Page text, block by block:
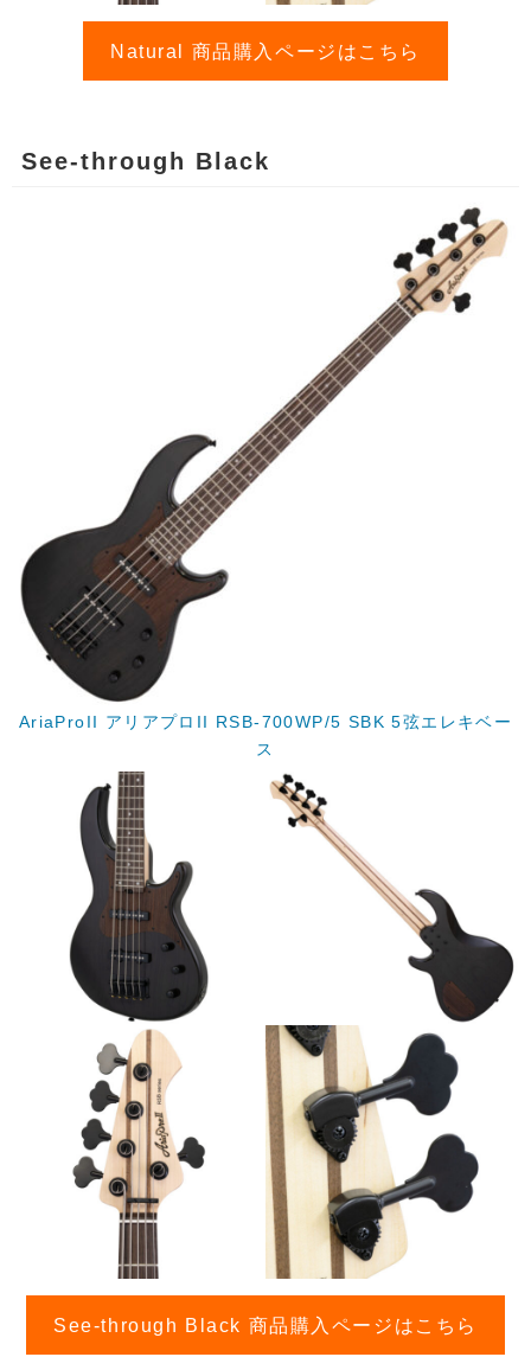
Natural 商品購入ページはこちら
See-through Black
AriaProII アリアプロII RSB-700WP/5 SBK 5弦エレキベー
ス
See-through Black 商品購入ページはこちら